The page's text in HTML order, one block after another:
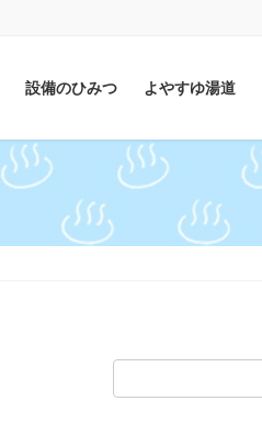
設備のひみつ よやすゆ湯道